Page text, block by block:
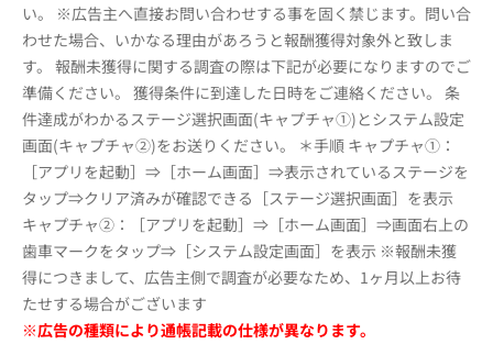
い。 ※広告主へ直接お問い合わせする事を固く禁じます。問い合
わせた場合、いかなる理由があろうと報酬獲得対象外と致しま
す。 報酬未獲得に関する調査の際は下記が必要になりますのでご
準備ください。 獲得条件に到達した日時をご連絡ください。 条
件達成がわかるステージ選択画面(キャプチャ①)とシステム設定
画面(キャプチャ②)をお送りください。 ＊手順 キャプチャ①：
［アプリを起動］⇒［ホーム画面］⇒表示されているステージを
タップ⇒クリア済みが確認できる［ステージ選択画面］を表示
キャプチャ②：［アプリを起動］⇒［ホーム画面］⇒画面右上の
歯車マークをタップ⇒［システム設定画面］を表示 ※報酬未獲
得につきまして、広告主側で調査が必要なため、1ヶ月以上お待
たせする場合がございます
※広告の種類により通帳記載の仕様が異なります。